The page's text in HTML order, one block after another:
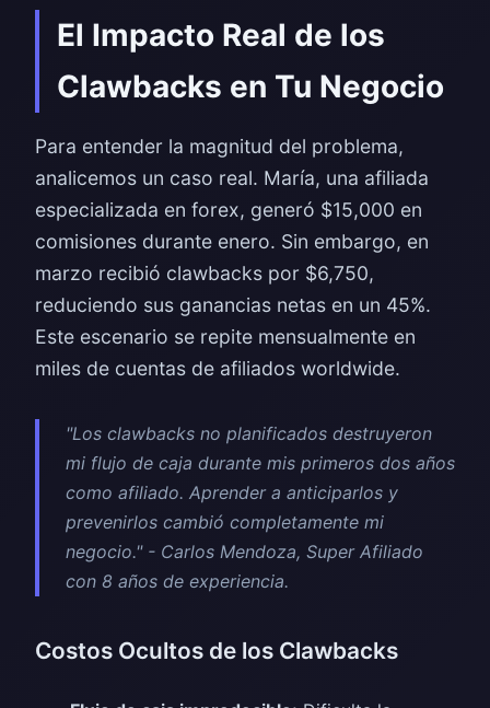
El Impacto Real de los
Clawbacks en Tu Negocio
Para entender la magnitud del problema,
analicemos un caso real. María, una afiliada
especializada en forex, generó $15,000 en
comisiones durante enero. Sin embargo, en
marzo recibió clawbacks por $6,750,
reduciendo sus ganancias netas en un 45%.
Este escenario se repite mensualmente en
miles de cuentas de afiliados worldwide.
"Los clawbacks no planificados destruyeron
mi flujo de caja durante mis primeros dos años
como afiliado. Aprender a anticiparlos y
prevenirlos cambió completamente mi
negocio." - Carlos Mendoza, Super Afiliado
con 8 años de experiencia.
Costos Ocultos de los Clawbacks